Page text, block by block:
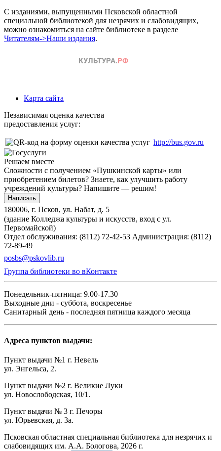
С изданиями, выпущенными Псковской областной
специальной библиотекой для незрячих и слабовидящих,
можно ознакомиться на сайте библиотеке в разделе
Читателям->Наши издания.
Карта сайта
Независимая оценка качества
предоставления услуг:
http://bus.gov.ru
Решаем вместе
Сложности с получением «Пушкинской карты» или
приобретением билетов? Знаете, как улучшить работу
учреждений культуры? Напишите — решим!
Написать
180006, г. Псков, ул. Набат, д. 5
(здание Колледжа культуры и искусств, вход с ул.
Первомайской)
Отдел обслуживания: (8112) 72-42-53 Администрация: (8112)
72-89-49
posbs@pskovlib.ru
Группа библиотеки во вКонтакте
Понедельник-пятница: 9.00-17.30
Выходные дни - суббота, воскресенье
Санитарный день - последняя пятница каждого месяца
Адреса пунктов выдачи:
Пункт выдачи №1 г. Невель
ул. Энгельса, 2.
Пункт выдачи №2 г. Великие Луки
ул. Новослободская, 10/1.
Пункт выдачи № 3 г. Печоры
ул. Юрьевская, д. 3а.
Псковская областная специальная библиотека для незрячих и
слабовидящих им. А.А. Бологова, 2026 г.